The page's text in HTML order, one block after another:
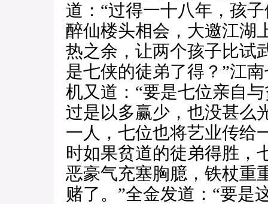
道：“过得一十八年，孩
醉仙楼头相会，大邀江湖
热之余，让两个孩子比试
是七侠的徒弟了得？”江
机又道：“要是七位亲自
过是以多赢少，也没甚么
一人，七位也将艺业传给
时如果贫道的徒弟得胜，
恶豪气充塞胸臆，铁杖重
赌了。”全金发道：“要是